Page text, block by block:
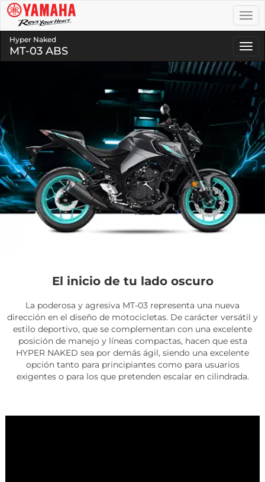
Hyper Naked
MT-03 ABS
El inicio de tu lado oscuro
La poderosa y agresiva MT-03 representa una nueva
dirección en el diseño de motocicletas. De carácter versátil y
estilo deportivo, que se complementan con una excelente
posición de manejo y líneas compactas, hacen que esta
HYPER NAKED sea por demás ágil, siendo una excelente
opción tanto para principiantes como para usuarios
exigentes o para los que pretenden escalar en cilindrada.